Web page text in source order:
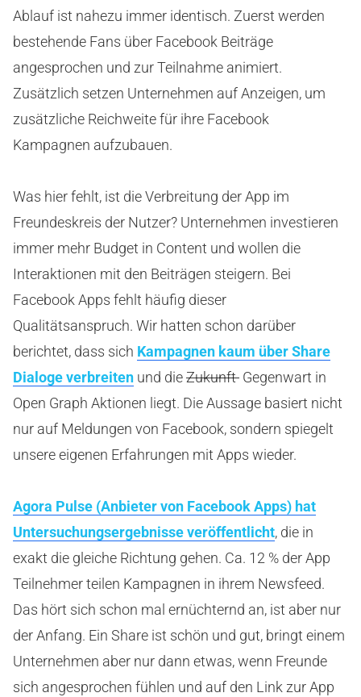
Ablauf ist nahezu immer identisch. Zuerst werden
bestehende Fans über Facebook Beiträge
angesprochen und zur Teilnahme animiert.
Zusätzlich setzen Unternehmen auf Anzeigen, um
zusätzliche Reichweite für ihre Facebook
Kampagnen aufzubauen.
Was hier fehlt, ist die Verbreitung der App im
Freundeskreis der Nutzer? Unternehmen investieren
immer mehr Budget in Content und wollen die
Interaktionen mit den Beiträgen steigern. Bei
Facebook Apps fehlt häufig dieser
Qualitätsanspruch. Wir hatten schon darüber
berichtet, dass sich Kampagnen kaum über Share
Dialoge verbreiten und dieZukunft Gegenwart in
Open Graph Aktionen liegt. Die Aussage basiert nicht
nur auf Meldungen von Facebook, sondern spiegelt
unsere eigenen Erfahrungen mit Apps wieder.
Agora Pulse (Anbieter von Facebook Apps) hat
Untersuchungsergebnisse veröffentlicht, die in
exakt die gleiche Richtung gehen. Ca. 12 % der App
Teilnehmer teilen Kampagnen in ihrem Newsfeed.
Das hört sich schon mal ernüchternd an, ist aber nur
der Anfang. Ein Share ist schön und gut, bringt einem
Unternehmen aber nur dann etwas, wenn Freunde
sich angesprochen fühlen und auf den Link zur App